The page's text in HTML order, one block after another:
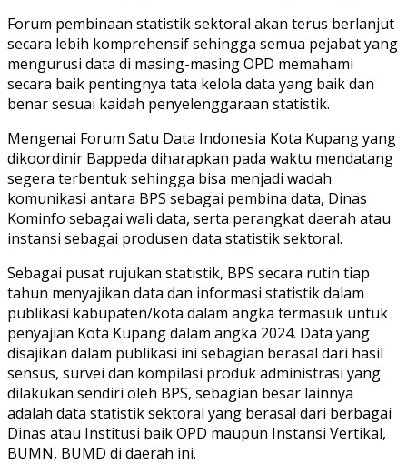
Forum pembinaan statistik sektoral akan terus berlanjut
secara lebih komprehensif sehingga semua pejabat yang
mengurusi data di masing-masing OPD memahami
secara baik pentingnya tata kelola data yang baik dan
benar sesuai kaidah penyelenggaraan statistik.
Mengenai Forum Satu Data Indonesia Kota Kupang yang
dikoordinir Bappeda diharapkan pada waktu mendatang
segera terbentuk sehingga bisa menjadi wadah
komunikasi antara BPS sebagai pembina data, Dinas
Kominfo sebagai wali data, serta perangkat daerah atau
instansi sebagai produsen data statistik sektoral.
Sebagai pusat rujukan statistik, BPS secara rutin tiap
tahun menyajikan data dan informasi statistik dalam
publikasi kabupaten/kota dalam angka termasuk untuk
penyajian Kota Kupang dalam angka 2024. Data yang
disajikan dalam publikasi ini sebagian berasal dari hasil
sensus, survei dan kompilasi produk administrasi yang
dilakukan sendiri oleh BPS, sebagian besar lainnya
adalah data statistik sektoral yang berasal dari berbagai
Dinas atau Institusi baik OPD maupun Instansi Vertikal,
BUMN, BUMD di daerah ini.